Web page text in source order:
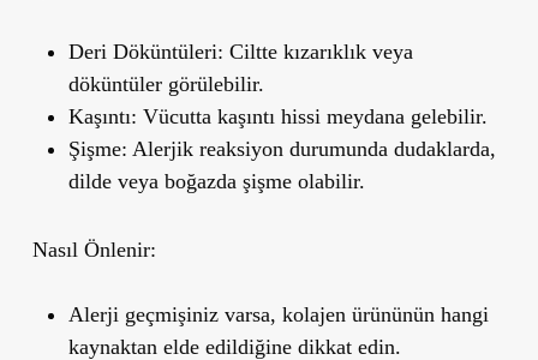
Deri Döküntüleri: Ciltte kızarıklık veya
döküntüler görülebilir.
Kaşıntı: Vücutta kaşıntı hissi meydana gelebilir.
Şişme: Alerjik reaksiyon durumunda dudaklarda,
dilde veya boğazda şişme olabilir.
Nasıl Önlenir:
Alerji geçmişiniz varsa, kolajen ürününün hangi
kaynaktan elde edildiğine dikkat edin.